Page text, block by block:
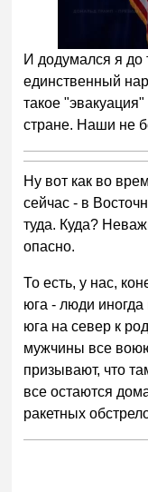
Следующее
5
И додумался я до
единственный
такое
стране. Наши не
Ну вот как во
сейчас - в
туда. Куда?
опасно.
То есть, у нас,
юга - люди
юга на север к
мужчины все
призывают, что
все остаются
ракетных